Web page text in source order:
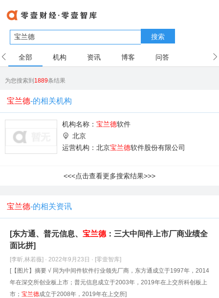
搜索
全部 机构 资讯 博客 问答
为您搜索到1889条结果
宝兰德-的相关机构
机构名称： 宝兰德软件
北京
运营机构：北京宝兰德软件股份有限公司
<<<点击查看更多搜索结果>>>
宝兰德-的相关资讯
[东方通、普元信息、 宝兰德 ：三大中间件上市厂商业绩全
面比拼]
[李昕,林若薇] · 2022年9月23日 · [零壹智库]
[【图片】摘要 √ 同为中间件软件行业领先厂商，东方通成立于1997年，2014
年在深交所创业板上市；普元信息成立于2003年，2019年在上交所科创板上
市； 宝兰德成立于2008年，2019年在上交所]